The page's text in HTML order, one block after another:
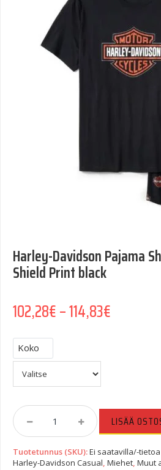
Harley-Davidson Pajama
Shield Print black
102,28€–114,83€
Koko
Harley-
Davidson
Shorts
Set
LISÄÄ
Tuotetunnus (SKU):Ei saatavilla/-tietoa
Harley-Davidson Casual, Miehet, Muut